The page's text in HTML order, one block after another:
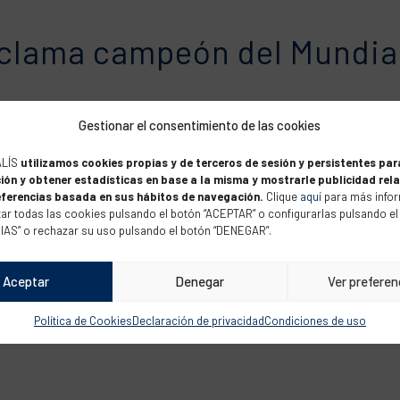
Gestionar el consentimiento de las cookies
utilizamos cookies propias y de terceros de sesión y persistentes
y obtener estadísticas en base a la misma y mostrarle publicidad
basada en sus hábitos de navegación. Clique aquí para más
todas las cookies pulsando el botón “ACEPTAR” o configurarlas pulsando el
o rechazar su uso pulsando el botón “DENEGAR”.
Aceptar Denegar Ver
Política de CookiesDeclaración de privacidadCondiciones de uso
campeón del
disputadas • Este mismo verano se cumplen tres décadas de
la medalla de oro de José...
defender el liderato en
Giovanelli • El viento ha vuelto a faltar en la penúltima jornada
José Luis Doreste como...